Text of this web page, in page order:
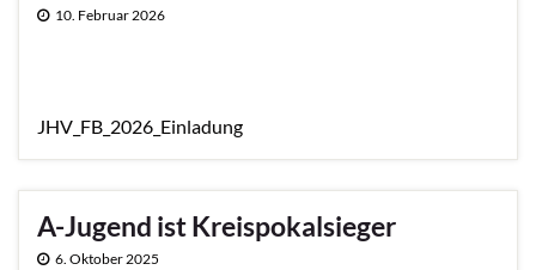
10. Februar 2026
JHV_FB_2026_Einladung
A-Jugend ist Kreispokalsieger
6. Oktober 2025